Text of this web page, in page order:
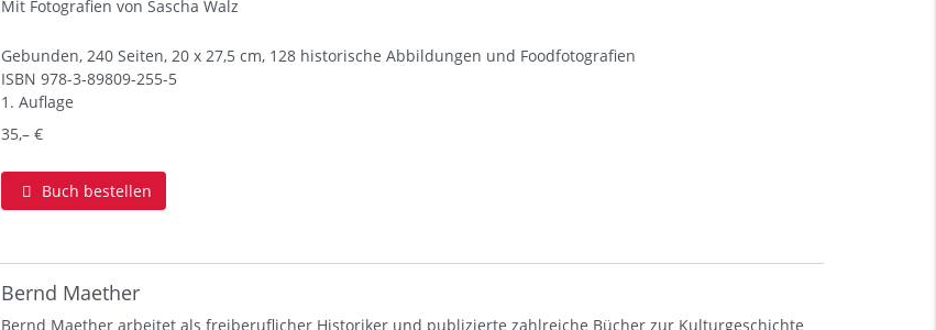
Mit Fotografien von Sascha Walz
Gebunden, 240 Seiten, 20 x 27,5 cm, 128 historische Abbildungen und Foodfotografien
ISBN 978-3-89809-255-5
1. Auflage
35,– €
Buch bestellen
Bernd Maether
Bernd Maether arbeitet als freiberuflicher Historiker und publizierte zahlreiche Bücher zur Kulturgeschichte